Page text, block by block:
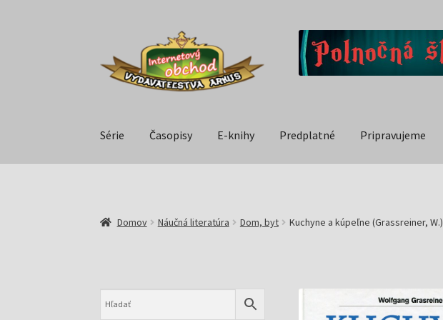
Série Časopisy E-knihy Predplatné Pripravujeme
Domov Náučná literatúra Dom, byt Kuchyne a kúpeľne (Grassreiner, W.)